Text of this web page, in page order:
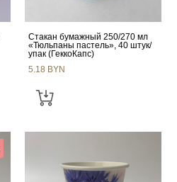
Стакан бумажный 250/270 мл
«Тюльпаны пастель», 40 штук/
упак (ГеккоКапс)
5.18 BYN